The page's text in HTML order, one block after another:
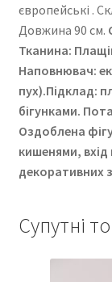
європейські .
Довжина 90 см.
Тканина:
Наповнювач:
пух).Підклад:
бігунками.
Оздоблена
кишенями,
декоративних
Супутні